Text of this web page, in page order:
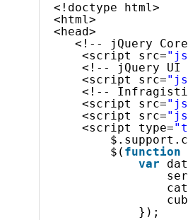
<!doctype html>
<html>
<head>
<!-- jQuery
<script src=
<!-- jQuery UI
<script src=
<!--
<script src=
<script src=
<script type=
$( function
var
});